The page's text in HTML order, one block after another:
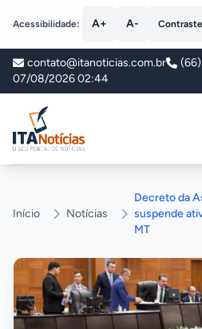
Acessibilidade: A+ A- Contraste
contato@itanoticias.com.br
07/08/2026 02:44
ITA Notícias
Início Notícias
Decreto da
suspende
MT